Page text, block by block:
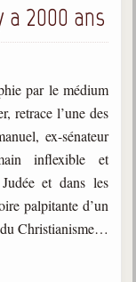
2000 ans
par le médium
retrace l’une des
ex-sénateur
inflexible et
et dans les
palpitante d’un
Christianisme…